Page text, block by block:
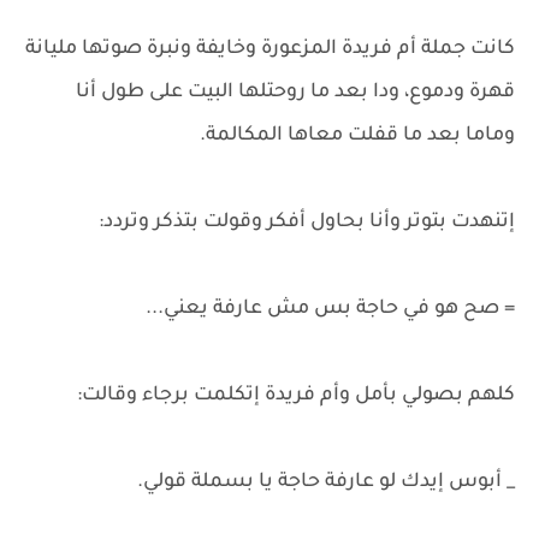
كانت جملة أم فريدة المزعورة وخايفة ونبرة صوتها مليانة
قهرة ودموع، ودا بعد ما روحتلها البيت على طول أنا
وماما بعد ما قفلت معاها المكالمة.
إتنهدت بتوتر وأنا بحاول أفكر وقولت بتذكر وتردد:
= صح هو في حاجة بس مش عارفة يعني...
كلهم بصولي بأمل وأم فريدة إتكلمت برجاء وقالت:
_ أبوس إيدك لو عارفة حاجة يا بسملة قولي.